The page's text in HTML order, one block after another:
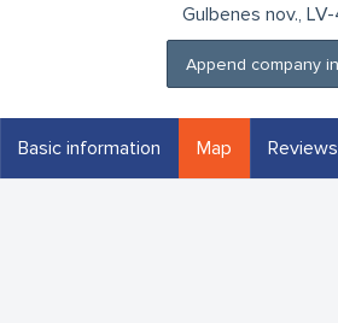
Gulbenes nov.,
Append company
Basic information Map Reviews